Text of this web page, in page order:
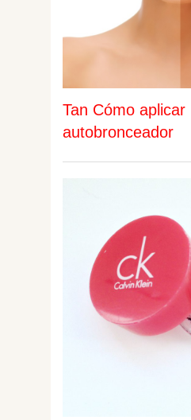
Tan Cómo aplicar
autobronceador